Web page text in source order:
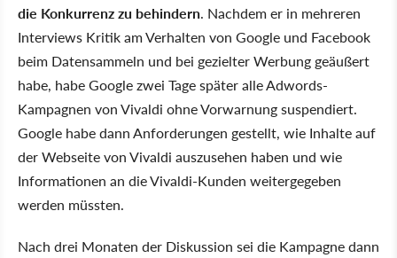
die Konkurrenz zu behindern. Nachdem er in mehreren
Interviews Kritik am Verhalten von Google und Facebook
beim Datensammeln und bei gezielter Werbung geäußert
habe, habe Google zwei Tage später alle Adwords-
Kampagnen von Vivaldi ohne Vorwarnung suspendiert.
Google habe dann Anforderungen gestellt, wie Inhalte auf
der Webseite von Vivaldi auszusehen haben und wie
Informationen an die Vivaldi-Kunden weitergegeben
werden müssten.
Nach drei Monaten der Diskussion sei die Kampagne dann